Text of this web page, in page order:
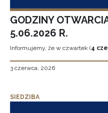
GODZINY
5.06.2026 R.
Informujemy, że w czwartek (4
3 czerwca, 2026
SIEDZIBA